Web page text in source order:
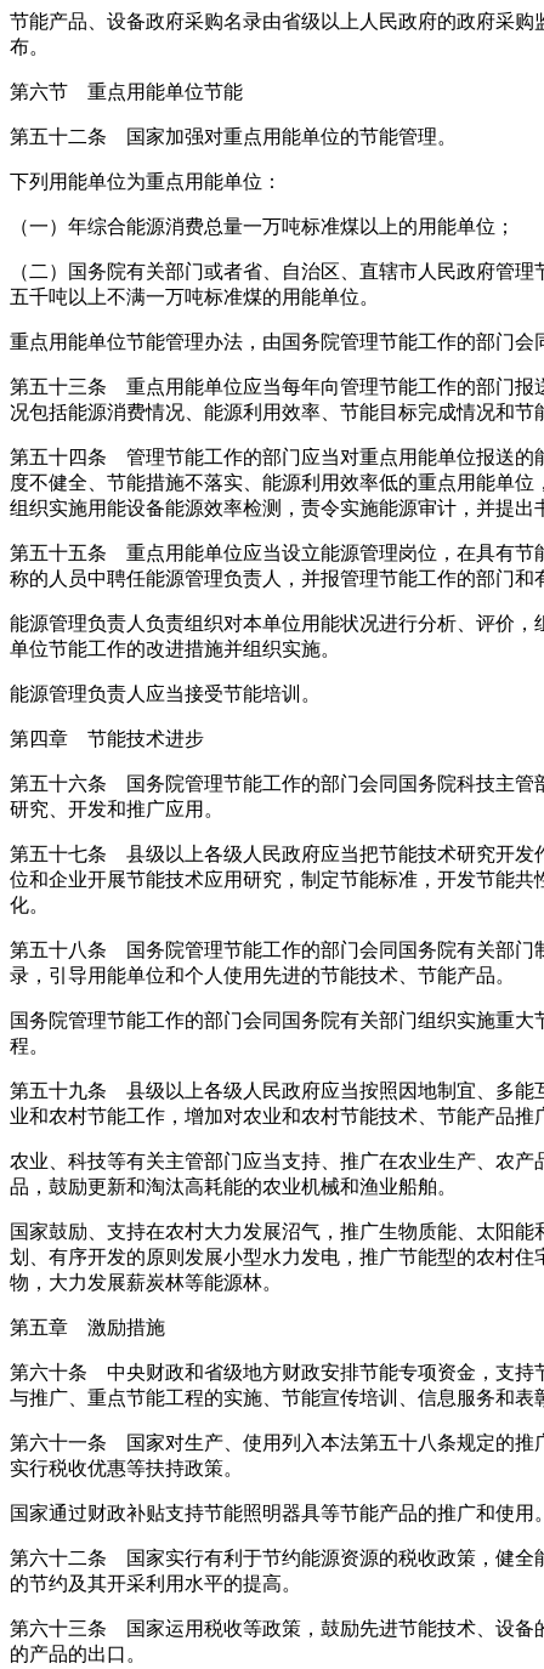
节能产品、设备政府采购名录由省级以上人民政府的政府采
布。
第六节 重点用能单位节能
第五十二条 国家加强对重点用能单位的节能管理。
下列用能单位为重点用能单位：
（一）年综合能源消费总量一万吨标准煤以上的用能单位；
（二）国务院有关部门或者省、自治区、直辖市人民政府管
五千吨以上不满一万吨标准煤的用能单位。
重点用能单位节能管理办法，由国务院管理节能工作的部门会
第五十三条 重点用能单位应当每年向管理节能工作的部门报
况包括能源消费情况、能源利用效率、节能目标完成情况和节
第五十四条 管理节能工作的部门应当对重点用能单位报送的
度不健全、节能措施不落实、能源利用效率低的重点用能单
组织实施用能设备能源效率检测，责令实施能源审计，并提出
第五十五条 重点用能单位应当设立能源管理岗位，在具有节
称的人员中聘任能源管理负责人，并报管理节能工作的部门和
能源管理负责人负责组织对本单位用能状况进行分析、评价
单位节能工作的改进措施并组织实施。
能源管理负责人应当接受节能培训。
第四章 节能技术进步
第五十六条 国务院管理节能工作的部门会同国务院科技主管
研究、开发和推广应用。
第五十七条 县级以上各级人民政府应当把节能技术研究开发
位和企业开展节能技术应用研究，制定节能标准，开发节能
化。
第五十八条 国务院管理节能工作的部门会同国务院有关部门
录，引导用能单位和个人使用先进的节能技术、节能产品。
国务院管理节能工作的部门会同国务院有关部门组织实施重
程。
第五十九条 县级以上各级人民政府应当按照因地制宜、多能
业和农村节能工作，增加对农业和农村节能技术、节能产品推
农业、科技等有关主管部门应当支持、推广在农业生产、农
品，鼓励更新和淘汰高耗能的农业机械和渔业船舶。
国家鼓励、支持在农村大力发展沼气，推广生物质能、太阳
划、有序开发的原则发展小型水力发电，推广节能型的农村
物，大力发展薪炭林等能源林。
第五章 激励措施
第六十条 中央财政和省级地方财政安排节能专项资金，支持
与推广、重点节能工程的实施、节能宣传培训、信息服务和表
第六十一条 国家对生产、使用列入本法第五十八条规定的推
实行税收优惠等扶持政策。
国家通过财政补贴支持节能照明器具等节能产品的推广和使用
第六十二条 国家实行有利于节约能源资源的税收政策，健全
的节约及其开采利用水平的提高。
第六十三条 国家运用税收等政策，鼓励先进节能技术、设备
的产品的出口。